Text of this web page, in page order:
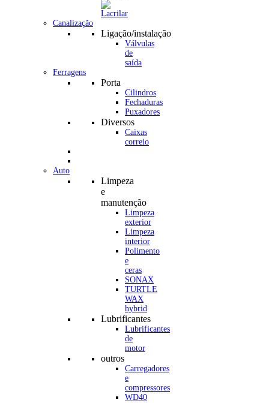
Canalização
Ligação/instalação
Válvulas
de
saída
Ferragens
Porta
Cilindros
Fechaduras
Puxadores
Diversos
Caixas
correio
Auto
Limpeza
e
manutenção
Limpeza
exterior
Limpeza
interior
Polimento
e
ceras
SONAX
TURTLE
WAX
hybrid
Lubrificantes
Lubrificantes
de
motor
outros
Carregadores
e
compressores
WD40